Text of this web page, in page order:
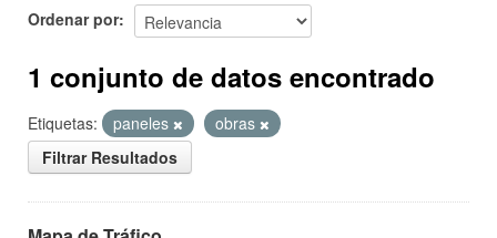
Ordenar por
1 conjunto de datos encontrado
Etiquetas: paneles
obras
Filtrar Resultados